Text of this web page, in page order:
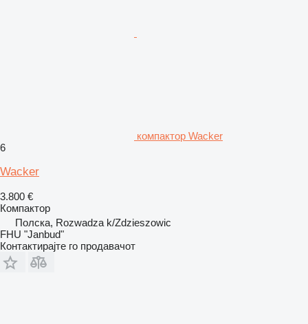
компактор Wacker
6
Wacker
3.800 €
Компактор
Полска, Rozwadza k/Zdzieszowic
FHU "Janbud"
Контактирајте го продавачот